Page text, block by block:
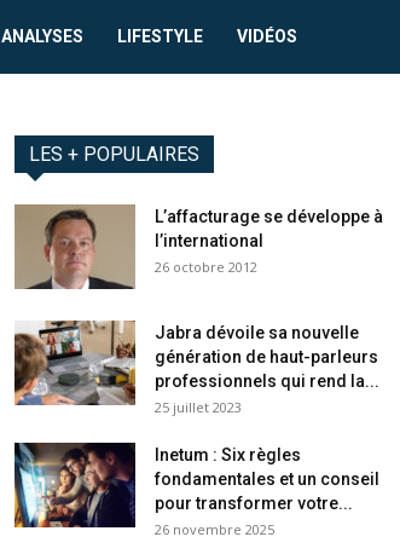
ANALYSES LIFESTYLE VIDÉOS
LES + POPULAIRES
L’affacturage se développe à
l’international
26 octobre 2012
Jabra dévoile sa nouvelle
génération de haut-parleurs
professionnels qui rend la...
25 juillet 2023
Inetum : Six règles
fondamentales et un conseil
pour transformer votre...
26 novembre 2025